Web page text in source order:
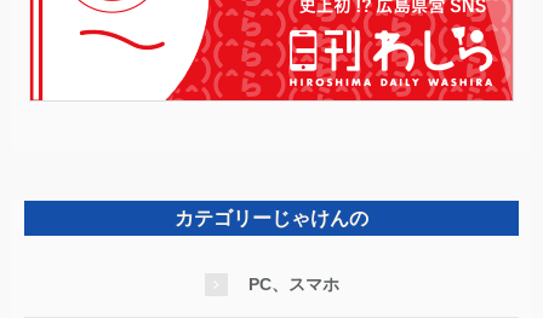
カテゴリーじゃけんの
PC、スマホ